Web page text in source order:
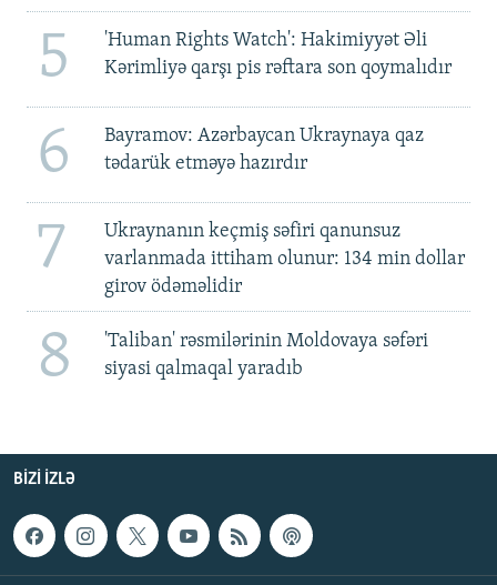
5
'Human Rights Watch': Hakimiyyət Əli
Kərimliyə qarşı pis rəftara son qoymalıdır
6
Bayramov: Azərbaycan Ukraynaya qaz
tədarük etməyə hazırdır
7
Ukraynanın keçmiş səfiri qanunsuz
varlanmada ittiham olunur: 134 min dollar
girov ödəməlidir
8
'Taliban' rəsmilərinin Moldovaya səfəri
siyasi qalmaqal yaradıb
BIZI IZLƏ